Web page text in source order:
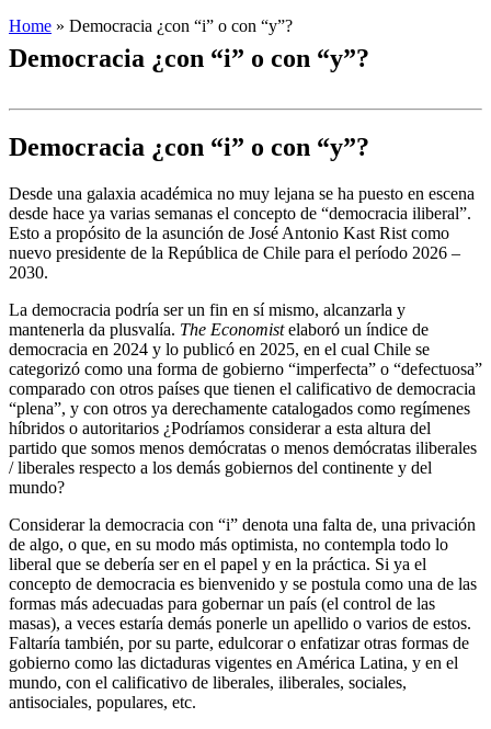
Home » Democracia ¿con “i” o con “y”?
Democracia ¿con “i” o con “y”?
Democracia ¿con “i” o con “y”?
Desde una galaxia académica no muy lejana se ha puesto en escena
desde hace ya varias semanas el concepto de “democracia iliberal”.
Esto a propósito de la asunción de José Antonio Kast Rist como
nuevo presidente de la República de Chile para el período 2026 –
2030.
La democracia podría ser un fin en sí mismo, alcanzarla y
mantenerla da plusvalía. The Economistelaboró un índice de
democracia en 2024 y lo publicó en 2025, en el cual Chile se
categorizó como una forma de gobierno “imperfecta” o “defectuosa”
comparado con otros países que tienen el calificativo de democracia
“plena”, y con otros ya derechamente catalogados como regímenes
híbridos o autoritarios ¿Podríamos considerar a esta altura del
partido que somos menos demócratas o menos demócratas iliberales
/ liberales respecto a los demás gobiernos del continente y del
mundo?
Considerar la democracia con “i” denota una falta de, una privación
de algo, o que, en su modo más optimista, no contempla todo lo
liberal que se debería ser en el papel y en la práctica. Si ya el
concepto de democracia es bienvenido y se postula como una de las
formas más adecuadas para gobernar un país (el control de las
masas), a veces estaría demás ponerle un apellido o varios de estos.
Faltaría también, por su parte, edulcorar o enfatizar otras formas de
gobierno como las dictaduras vigentes en América Latina, y en el
mundo, con el calificativo de liberales, iliberales, sociales,
antisociales, populares, etc.